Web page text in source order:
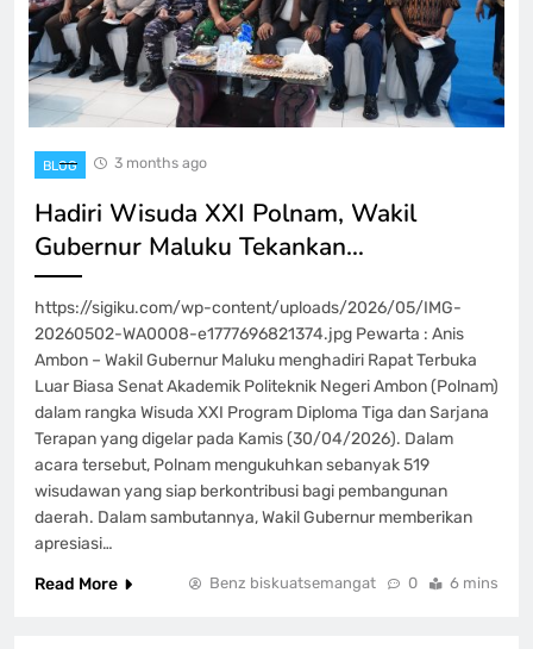
BLOG 3 months ago
Hadiri Wisuda XXI Polnam, Wakil
Gubernur Maluku Tekankan…
https://sigiku.com/wp-content/uploads/2026/05/IMG-
20260502-WA0008-e1777696821374.jpg Pewarta : Anis
Ambon – Wakil Gubernur Maluku menghadiri Rapat Terbuka
Luar Biasa Senat Akademik Politeknik Negeri Ambon (Polnam)
dalam rangka Wisuda XXI Program Diploma Tiga dan Sarjana
Terapan yang digelar pada Kamis (30/04/2026). Dalam
acara tersebut, Polnam mengukuhkan sebanyak 519
wisudawan yang siap berkontribusi bagi pembangunan
daerah. Dalam sambutannya, Wakil Gubernur memberikan
apresiasi…
Read More
Benz biskuatsemangat 0 6 mins